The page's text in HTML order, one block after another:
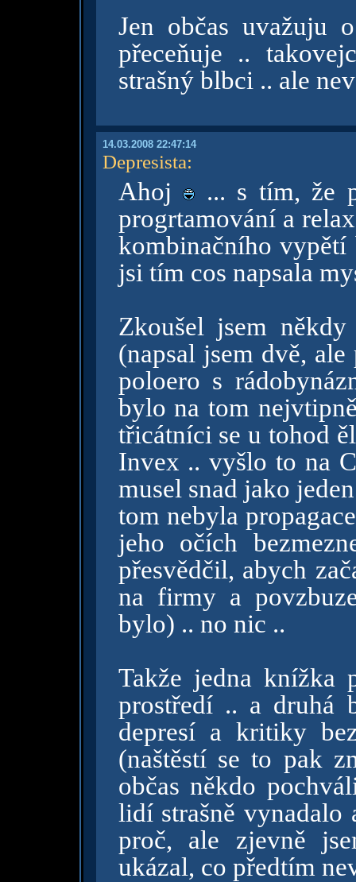
Jen občas uvažuju
přeceňuje ..
strašný blbci .. ale
14.03.2008 22:47:14
Depresista:
Ahoj
... s tím, že
progrtamování a
kombinačního
jsi tím cos napsala
Zkoušel jsem
(napsal jsem dvě,
poloero s
bylo na tom
třicátníci se u tohod
Invex .. vyšlo to na
musel snad jako
tom nebyla
jeho očích
přesvědčil, abych
na firmy a
bylo) .. no nic ..
Takže jedna knížka
prostředí .. a druhá
depresí a kritiky
(naštěstí se to pak
občas někdo
lidí strašně vynadalo
proč, ale zjevně
ukázal, co předtím